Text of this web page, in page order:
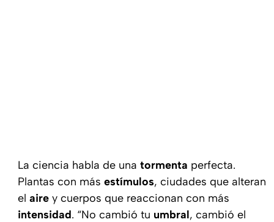
La ciencia habla de una tormenta perfecta.
Plantas con más estímulos, ciudades que alteran
el aire y cuerpos que reaccionan con más
intensidad. “No cambió tu umbral, cambió el